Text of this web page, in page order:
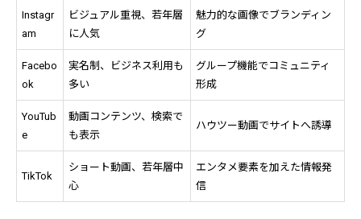
Instagr
am
ビジュアル重視、若年層
に人気
魅力的な画像でブランディン
グ
Facebo
ok
実名制、ビジネス利用も
多い
グループ機能でコミュニティ
形成
YouTub
e
動画コンテンツ、検索で
も表示
ハウツー動画でサイトへ誘導
TikTok
ショート動画、若年層中
心
エンタメ要素を加えた情報発
信